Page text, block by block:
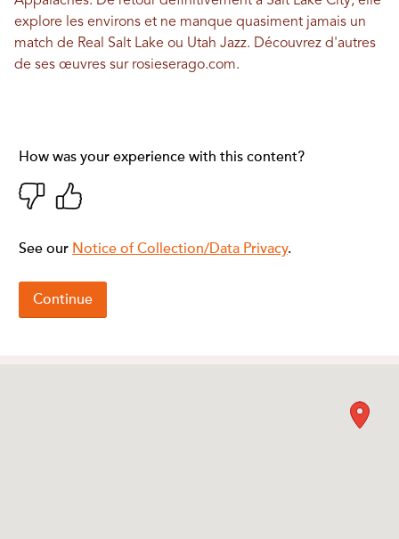
explore les environs et ne manque quasiment jamais un
match de Real Salt Lake ou Utah Jazz. Découvrez d'autres
de ses œuvres sur rosieserago.com.